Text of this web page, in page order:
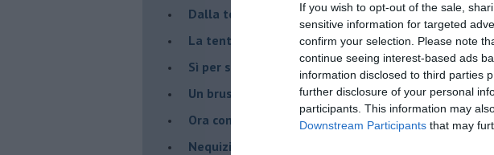
If you wish to opt-out of the sale,
sensitive information for targeted
confirm your selection. Please note
continue seeing interest-based ads
information disclosed to third parties
further disclosure of your personal
participants. This information may
Downstream Participants that may
Dalla terra alla luna
La tentazione
​Sì per sempre? O no al momento?
Un brusco risveglio
Ora come allora
Nequizia